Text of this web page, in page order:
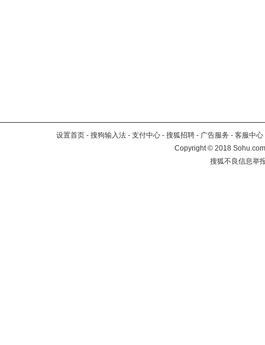
设置首页 - 搜狗输入法 - 支付中心 - 搜狐招聘 - 广告服务 - 客服中心
Copyright©2018
搜狐不良信息举